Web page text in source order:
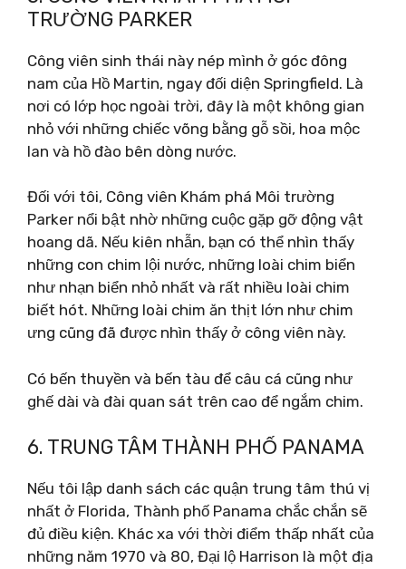
TRƯỜNG PARKER
Công viên sinh thái này nép mình ở góc đông
nam của Hồ Martin, ngay đối diện Springfield. Là
nơi có lớp học ngoài trời, đây là một không gian
nhỏ với những chiếc võng bằng gỗ sồi, hoa mộc
lan và hồ đào bên dòng nước.
Đối với tôi, Công viên Khám phá Môi trường
Parker nổi bật nhờ những cuộc gặp gỡ động vật
hoang dã. Nếu kiên nhẫn, bạn có thể nhìn thấy
những con chim lội nước, những loài chim biển
như nhạn biển nhỏ nhất và rất nhiều loài chim
biết hót. Những loài chim ăn thịt lớn như chim
ưng cũng đã được nhìn thấy ở công viên này.
Có bến thuyền và bến tàu để câu cá cũng như
ghế dài và đài quan sát trên cao để ngắm chim.
6. TRUNG TÂM THÀNH PHỐ PANAMA
Nếu tôi lập danh sách các quận trung tâm thú vị
nhất ở Florida, Thành phố Panama chắc chắn sẽ
đủ điều kiện. Khác xa với thời điểm thấp nhất của
những năm 1970 và 80, Đại lộ Harrison là một địa